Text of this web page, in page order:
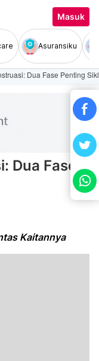
Masuk
Asuransiku
Dua Fase Penting
Dua Fase
Kaitannya